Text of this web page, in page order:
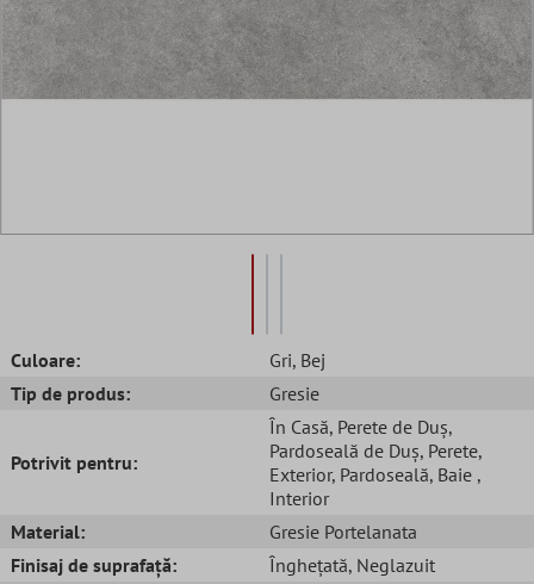
Culoare: Gri, Bej
Tip de produs:
Gresie
Potrivit pentru:
În Casă, Perete de Duș,
Pardoseală de Duș, Perete,
Exterior, Pardoseală, Baie ,
Interior
Material:
Gresie Portelanata
Finisaj de suprafață:
Înghețată, Neglazuit